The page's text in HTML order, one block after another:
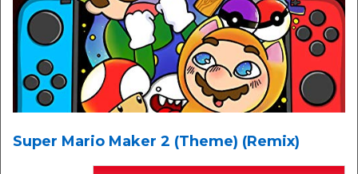
Super Mario Maker 2 (Theme) (Remix)